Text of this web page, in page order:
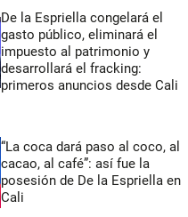
De la Espriella congelará el
gasto público, eliminará el
impuesto al patrimonio y
desarrollará el fracking:
primeros anuncios desde Cali
“La coca dará paso al coco, al
cacao, al café”: así fue la
posesión de De la Espriella en
Cali